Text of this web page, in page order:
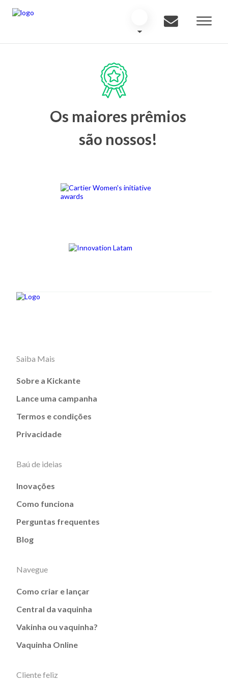
Os maiores prêmios
são nossos!
Saiba Mais
Sobre a Kickante
Lance uma campanha
Termos e condições
Privacidade
Baú de ideias
Inovações
Como funciona
Perguntas frequentes
Blog
Navegue
Como criar e lançar
Central da vaquinha
Vakinha ou vaquinha?
Vaquinha Online
Cliente feliz